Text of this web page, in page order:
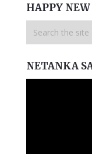
HAPPY
NETANKA